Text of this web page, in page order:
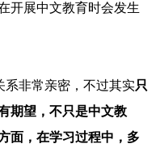
开展中文教育时会发生
系非常亲密，不过其实只
期望，不只是中文教
面，在学习过程中，多